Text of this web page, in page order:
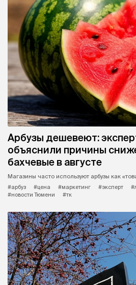
Арбузы дешевеют:
объяснили причины
бахчевые в августе
Магазины часто используют арбузы как
#арбуз
#цена #маркетинг #эксперт
#новости Тюмени
#тк